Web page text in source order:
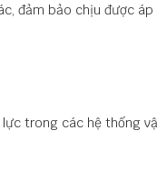
đảm bảo chịu được
trong các hệ thống